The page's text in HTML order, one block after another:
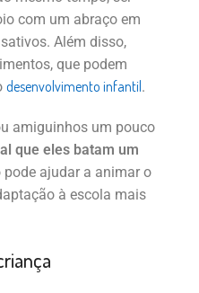
com um abraço em
Além disso,
que podem
desenvolvimento infantil.
amiguinhos um pouco
que eles batam um
pode ajudar a animar o
à escola mais